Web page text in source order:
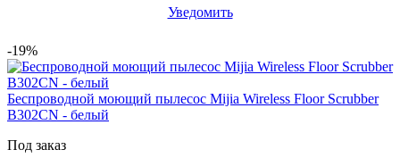
Уведомить
-19%
Беспроводной моющий пылесос Mijia Wireless Floor Scrubber
B302CN - белый
Под заказ